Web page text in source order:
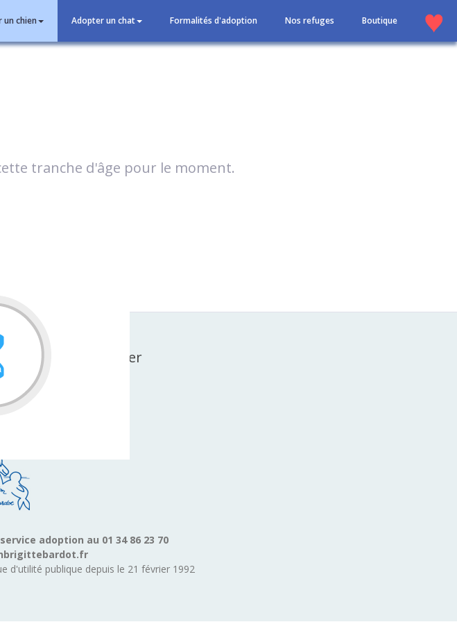
un chien Adopter un chat Formalités d'adoption Nos refuges Boutique
tranche d'âge pour le moment.
ou X-twitter
adoption au 01 34 86 23 70
d'utilité publique depuis le 21 février 1992